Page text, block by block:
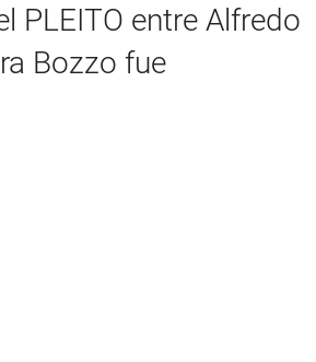
PLEITO entre Alfredo
Bozzo fue